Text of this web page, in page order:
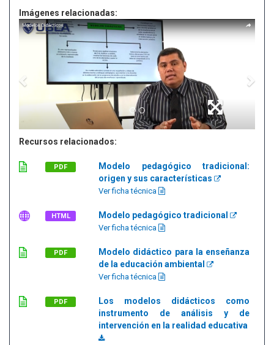
Imágenes relacionadas:
Recursos relacionados:
PDF
Modelo pedagógico tradicional:
origen y sus características
Ver ficha técnica
HTML Modelo pedagógico tradicional
Ver ficha técnica
PDF
Modelo didáctico para la enseñanza
de la educación ambiental
Ver ficha técnica
PDF
Los modelos didácticos como
instrumento de análisis y de
intervención en la realidad educativa